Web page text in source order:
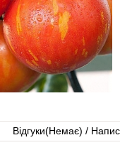
Відгуки(Немає) /